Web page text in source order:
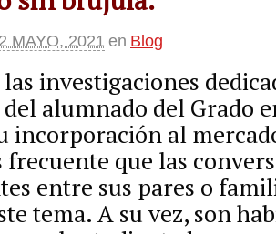
MAYO, 2021 en Blog
las investigaciones
alumnado del Grado
incorporación al
frecuente que las
entre sus pares o
tema. A su vez, son